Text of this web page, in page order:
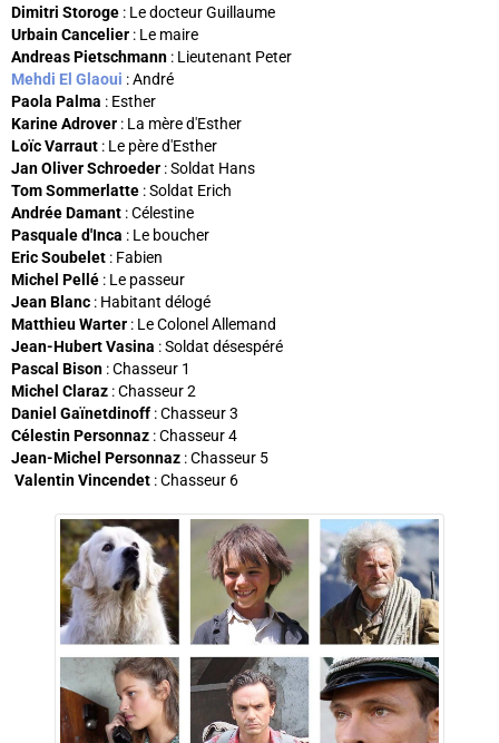
Dimitri Storoge : Le docteur Guillaume
Urbain Cancelier : Le maire
Andreas Pietschmann : Lieutenant Peter
Mehdi El Glaoui : André
Paola Palma : Esther
Karine Adrover : La mère d'Esther
Loïc Varraut : Le père d'Esther
Jan Oliver Schroeder : Soldat Hans
Tom Sommerlatte : Soldat Erich
Andrée Damant : Célestine
Pasquale d'Inca : Le boucher
Eric Soubelet : Fabien
Michel Pellé : Le passeur
Jean Blanc : Habitant délogé
Matthieu Warter : Le Colonel Allemand
Jean-Hubert Vasina : Soldat désespéré
Pascal Bison : Chasseur 1
Michel Claraz : Chasseur 2
Daniel Gaïnetdinoff : Chasseur 3
Célestin Personnaz : Chasseur 4
Jean-Michel Personnaz : Chasseur 5
Valentin Vincendet : Chasseur 6